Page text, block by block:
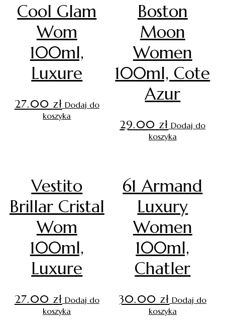
Cool Glam
Wom
100ml,
Luxure
27.00 zł Dodaj do
koszyka
Boston
Moon
Women
100ml, Cote
Azur
29.00zł Dodaj do
koszyka
Vestito
Brillar Cristal
Wom
100ml,
Luxure
27.00 zł Dodaj do
koszyka
61 Armand
Luxury
Women
100ml,
Chatler
30.00zł Dodaj do
koszyka